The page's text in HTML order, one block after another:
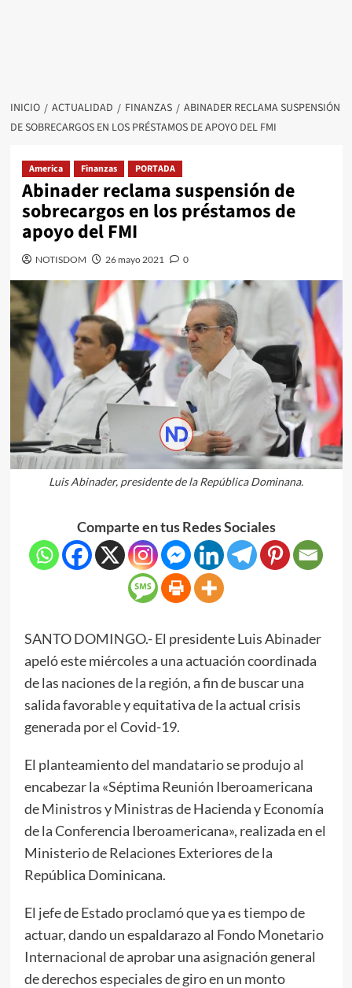
INICIO ACTUALIDAD FINANZAS
ABINADER RECLAMA SUSPENSIÓN
DE SOBRECARGOS EN LOS PRÉSTAMOS DE APOYO DEL FMI
America Finanzas PORTADA
Abinader reclama suspensión de
sobrecargos en los préstamos de
apoyo del FMI
NOTISDOM 26 mayo 2021 0
Luis Abinader, presidente de la República Dominana.
Comparte en tus Redes Sociales
SANTO DOMINGO.- El presidente Luis Abinader
apeló este miércoles a una actuación coordinada
de las naciones de la región, a fin de buscar una
salida favorable y equitativa de la actual crisis
generada por el Covid-19.
El planteamiento del mandatario se produjo al
encabezar la «Séptima Reunión Iberoamericana
de Ministros y Ministras de Hacienda y Economía
de la Conferencia Iberoamericana», realizada en el
Ministerio de Relaciones Exteriores de la
República Dominicana.
El jefe de Estado proclamó que ya es tiempo de
actuar, dando un espaldarazo al Fondo Monetario
Internacional de aprobar una asignación general
de derechos especiales de giro en un monto